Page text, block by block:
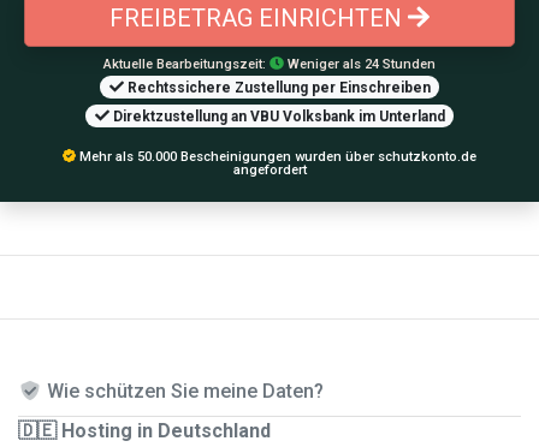
FREIBETRAG EINRICHTEN
Aktuelle Bearbeitungszeit: Weniger als 24 Stunden
Rechtssichere Zustellung per Einschreiben
Direktzustellung an VBU Volksbank im Unterland
Mehr als 50.000 Bescheinigungen wurden über schutzkonto.de
angefordert
Wie schützen Sie meine Daten?
🇩🇪 Hosting in Deutschland